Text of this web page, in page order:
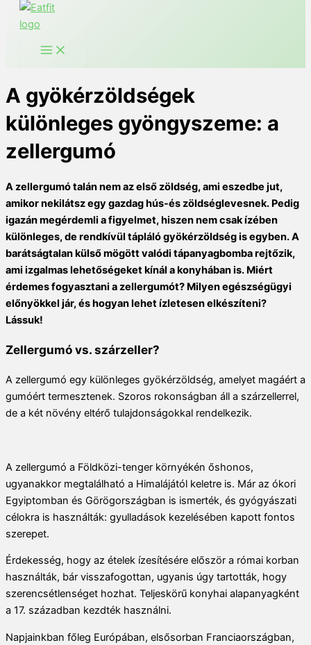
A gyökérzöldségek
különleges gyöngyszeme: a
zellergumó
A zellergumó talán nem az első zöldség, ami eszedbe jut,
amikor nekilátsz egy gazdag hús-és zöldséglevesnek. Pedig
igazán megérdemli a figyelmet, hiszen nem csak ízében
különleges, de rendkívül tápláló gyökérzöldség is egyben. A
barátságtalan külső mögött valódi tápanyagbomba rejtőzik,
ami izgalmas lehetőségeket kínál a konyhában is. Miért
érdemes fogyasztani a zellergumót? Milyen egészségügyi
előnyökkel jár, és hogyan lehet ízletesen elkészíteni?
Lássuk!
Zellergumó vs. szárzeller?
A zellergumó egy különleges gyökérzöldség, amelyet magáért a
gumóért termesztenek. Szoros rokonságban áll a szárzellerrel,
de a két növény eltérő tulajdonságokkal rendelkezik.
A zellergumó a Földközi-tenger környékén őshonos,
ugyanakkor megtalálható a Himalájától keletre is. Már az ókori
Egyiptomban és Görögországban is ismerték, és gyógyászati
célokra is használták: gyulladások kezelésében kapott fontos
szerepet.
Érdekesség, hogy az ételek ízesítésére először a római korban
használták, bár visszafogottan, ugyanis úgy tartották, hogy
szerencsétlenséget hozhat. Teljeskörű konyhai alapanyagként
a 17. században kezdték használni.
Napjainkban főleg Európában, elsősorban Franciaországban,